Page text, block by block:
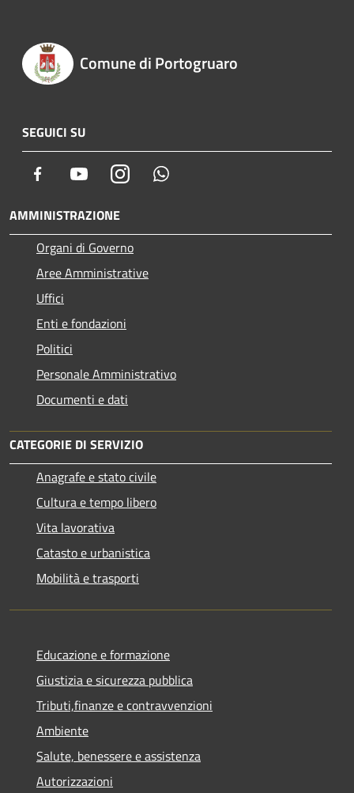
Comune di Portogruaro
SEGUICI SU
Facebook YoutubeInstagram
AMMINISTRAZIONE
Organi di Governo
Aree Amministrative
Uffici
Enti e fondazioni
Politici
Personale Amministrativo
Documenti e dati
CATEGORIE DI SERVIZIO
Anagrafe e stato civile
Cultura e tempo libero
Vita lavorativa
Catasto e urbanistica
Mobilità e trasporti
Educazione e formazione
Giustizia e sicurezza pubblica
Tributi,finanze e contravvenzioni
Ambiente
Salute, benessere e assistenza
Autorizzazioni